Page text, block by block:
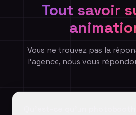
Tout savoir
Vous ne trouvez pas la
l'agence, nous vous